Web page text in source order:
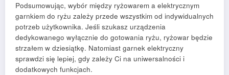
Podsumowując, wybór między ryżowarem a elektrycznym
garnkiem do ryżu zależy przede wszystkim od indywidualnych
potrzeb użytkownika. Jeśli szukasz urządzenia
dedykowanego wyłącznie do gotowania ryżu, ryżowar będzie
strzałem w dziesiątkę. Natomiast garnek elektryczny
sprawdzi się lepiej, gdy zależy Ci na uniwersalności i
dodatkowych funkcjach.